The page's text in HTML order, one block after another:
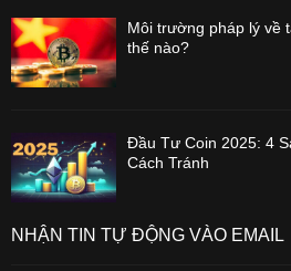
Môi trường pháp lý về
thế nào?
Đầu Tư Coin 2025: 4
Cách Tránh
NHẬN TIN TỰ ĐỘNG VÀO EMAIL